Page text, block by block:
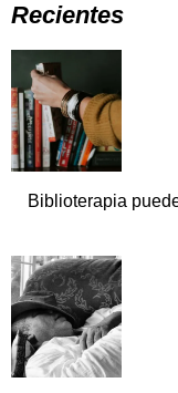
Recientes
Biblioterapia